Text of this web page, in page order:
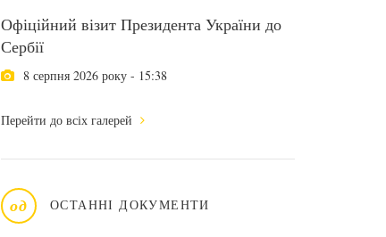
Офіційний візит Президента України до
Сербії
8 серпня 2026 року - 15:38
Перейти до всіх галерей
од ОСТАННІ ДОКУМЕНТИ